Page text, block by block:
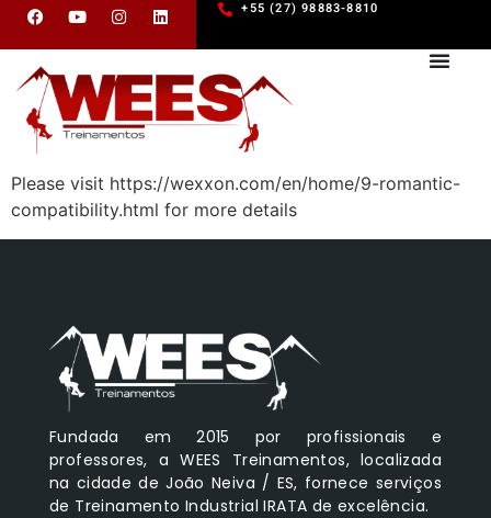
+55 (27) 98883-8810
Please visit https://wexxon.com/en/home/9-romantic-
compatibility.html for more details
Fundada em 2015 por profissionais e
professores, a WEES Treinamentos, localizada
na cidade de João Neiva / ES, fornece serviços
de Treinamento Industrial IRATA de excelência.